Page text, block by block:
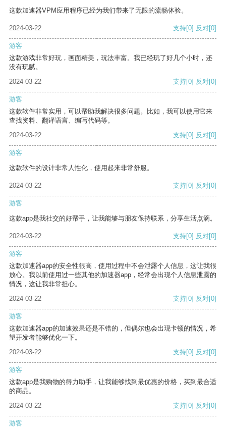
这款加速器VPM应用程序已经为我们带来了无限的流畅体验。
2024-03-22 支持[0] 反对[0]
游客
这款游戏非常好玩，画面精美，玩法丰富。我已经玩了好几个小时，还
没有玩腻。
2024-03-22
支持[0] 反对[0]
游客
这款软件非常实用，可以帮助我解决很多问题。比如，我可以使用它来
查找资料、翻译语言、编写代码等。
2024-03-22
支持[0] 反对[0]
游客
这款软件的设计非常人性化，使用起来非常舒服。
2024-03-22 支持[0] 反对[0]
游客
这款app是我社交的好帮手，让我能够与朋友保持联系，分享生活点滴。
2024-03-22 支持[0] 反对[0]
游客
这款加速器app的安全性很高，使用过程中不会泄露个人信息，这让我很
放心。我以前使用过一些其他的加速器app，经常会出现个人信息泄露的
情况，这让我非常担心。
2024-03-22
支持[0] 反对[0]
游客
这款加速器app的加速效果还是不错的，但偶尔也会出现卡顿的情况，希
望开发者能够优化一下。
2024-03-22
支持[0] 反对[0]
游客
这款app是我购物的得力助手，让我能够找到最优惠的价格，买到最合适
的商品。
2024-03-22
支持[0] 反对[0]
游客